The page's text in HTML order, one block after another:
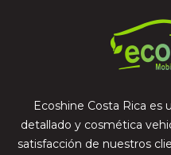
Ecoshine Costa Rica es
detallado y cosmética
satisfacción de nuestros